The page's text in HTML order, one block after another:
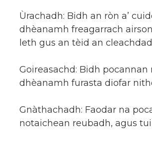
Ùrachadh: Bidh an ròn a’
dhèanamh freagarrach
leth gus an tèid an
Goireasachd: Bidh
dhèanamh furasta diofar
Gnàthachadh: Faodar na
notaichean reubadh, agus